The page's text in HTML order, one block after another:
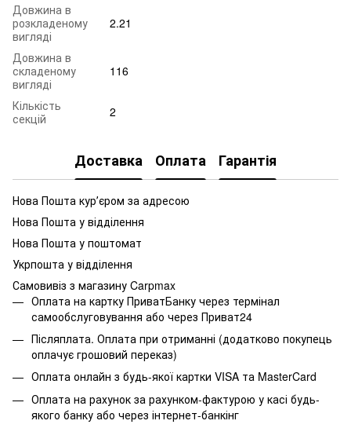
Довжина в
розкладеному
вигляді
2.21
Довжина в
складеному
вигляді
116
Кількість
секцій
2
Доставка Оплата Гарантія
Нова Пошта курʼєром за адресою
Нова Пошта у відділення
Нова Пошта у поштомат
Укрпошта у відділення
Самовивіз з магазину Carpmax
Оплата на картку ПриватБанку через термінал
самообслуговування або через Приват24
Післяплата. Оплата при отриманні (додатково покупець
оплачує грошовий переказ)
Оплата онлайн з будь-якої картки VISA та MasterCard
Оплата на рахунок за рахунком-фактурою у касі будь-
якого банку або через інтернет-банкінг